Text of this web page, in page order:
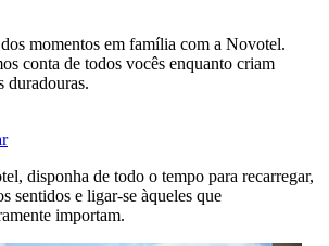
momentos em família com a Novotel.
conta de todos vocês enquanto criam
duradouras.
disponha de todo o tempo para recarregar,
sentidos e ligar-se àqueles que
importam.